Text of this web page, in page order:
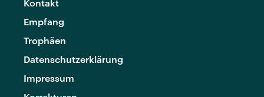
Kontakt
Empfang
Trophäen
Datenschutzerklärung
Impressum